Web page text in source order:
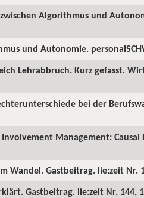
Algorithmus und
und Autonomie.
Lehrabbruch. Kurz gefasst.
bei der
Management: Causal
Wandel. Gastbeitrag. lie:zeit Nr.
Gastbeitrag. lie:zeit Nr. 144,